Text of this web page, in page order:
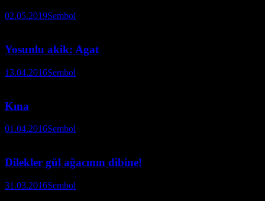
02.05.2019Sembol
Yosunlu akik: Agat
13.04.2016Sembol
Kına
01.04.2016Sembol
Dilekler gül ağacının dibine!
31.03.2016Sembol